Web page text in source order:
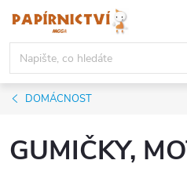
obsah
DOMÁCNOST
GUMIČKY,